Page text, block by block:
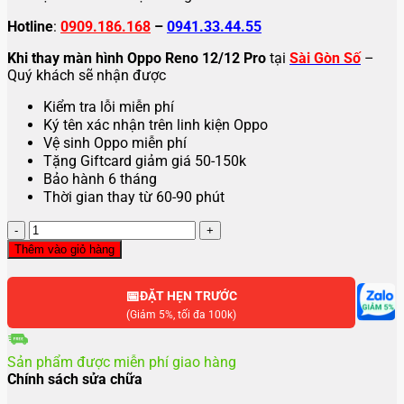
Hotline: 0909.186.168 – 0941.33.44.55
Khi thay màn hình Oppo Reno 12/12 Pro tại Sài Gòn Số–
Quý khách sẽ nhận được
Kiểm tra lỗi miễn phí
Ký tên xác nhận trên linh kiện Oppo
Vệ sinh Oppo miễn phí
Tặng Giftcard giảm giá 50-150k
Bảo hành 6 tháng
Thời gian thay từ 60-90 phút
Thay
màn
hình
Oppo
,
Pro
5G
Thêm vào giỏ hàng
📅ĐẶT HẸN TRƯỚC
(Giảm 5%, tối đa 100k)
Sản phẩm được miễn phí giao hàng
Chính sách sửa chữa